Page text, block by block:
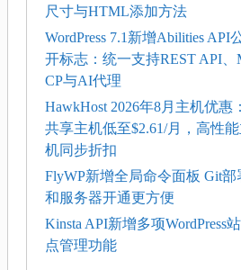
尺寸与HTML添加方法
WordPress 7.1新增Abilities API
开标志：统一支持REST API、
CP与AI代理
HawkHost 2026年8月主机优惠：
共享主机低至$2.61/月，高性
机同步折扣
FlyWP新增全局命令面板 Git部
和服务器开通更方便
Kinsta API新增多项WordPress站
点管理功能